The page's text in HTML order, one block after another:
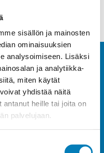
sisällön ja mainosten
ominaisuuksien
analysoimiseen. Lisäksi
ja analytiikka-
miten käytät
yhdistää näitä
antanut heille tai joita on
palvelujaan.
varaa
ja nauti